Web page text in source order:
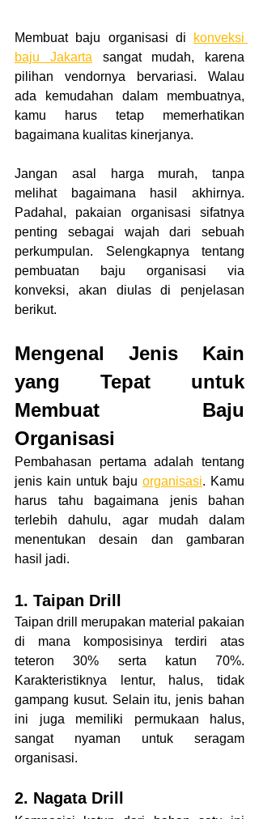
Membuat baju organisasi di
konveksi
baju Jakarta sangat mudah, karena
pilihan vendornya bervariasi. Walau
ada kemudahan dalam membuatnya,
kamu harus tetap memerhatikan
bagaimana kualitas kinerjanya.
Jangan asal harga murah, tanpa
melihat bagaimana hasil akhirnya.
Padahal, pakaian organisasi sifatnya
penting sebagai wajah dari sebuah
perkumpulan. Selengkapnya tentang
pembuatan baju organisasi via
konveksi, akan diulas di penjelasan
berikut.
Mengenal Jenis Kain
yang Tepat untuk
Membuat Baju
Organisasi
Pembahasan pertama adalah tentang
jenis kain untuk baju organisasi. Kamu
harus tahu bagaimana jenis bahan
terlebih dahulu, agar mudah dalam
menentukan desain dan gambaran
hasil jadi.
1. Taipan Drill
Taipan drill merupakan material pakaian
di mana komposisinya terdiri atas
teteron 30% serta katun 70%.
Karakteristiknya lentur, halus, tidak
gampang kusut. Selain itu, jenis bahan
ini juga memiliki permukaan halus,
sangat nyaman untuk seragam
organisasi.
2. Nagata Drill